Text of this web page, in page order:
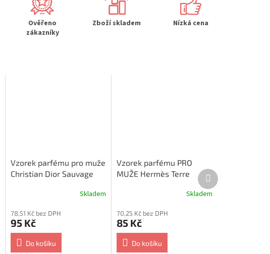
Ověřeno
zákazníky
Zboží skladem Nízká cena
Vzorek parfému pro muže
Christian Dior Sauvage
Skladem
78,51 Kč bez DPH
95 Kč
Do košíku
Vzorek parfému PRO
MUŽE Hermès Terre
Skladem
70,25 Kč bez DPH
85 Kč
Do košíku
Další
produkt